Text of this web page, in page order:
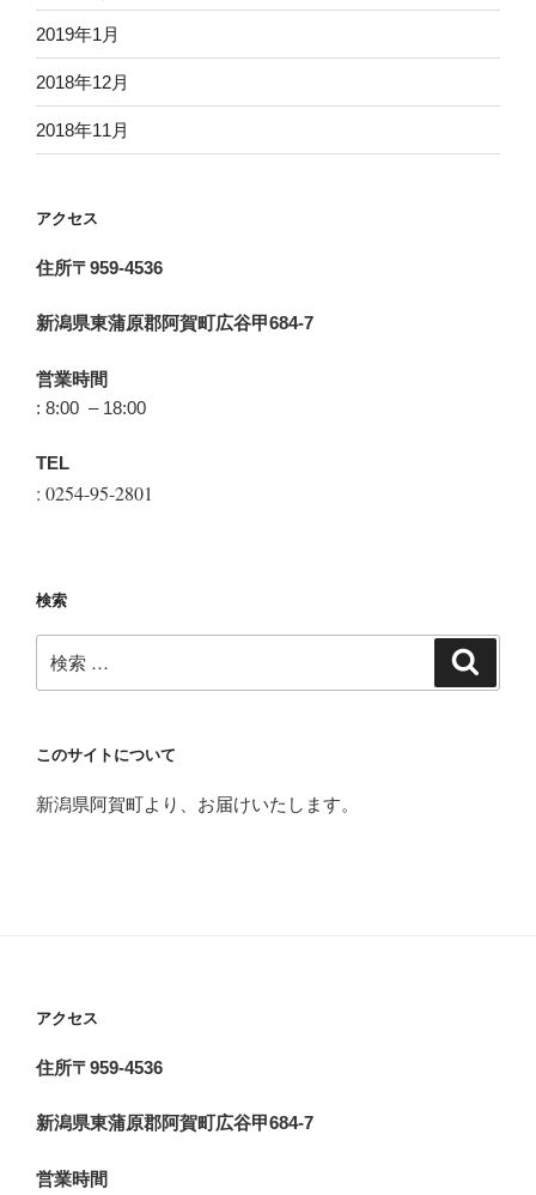
2019年1月
2018年12月
2018年11月
アクセス
住所〒959-4536
新潟県東蒲原郡阿賀町広谷甲684-7
営業時間
: 8:00 – 18:00
TEL
: 0254-95-2801
検索
索:
このサイトについて
新潟県阿賀町より、お届けいたします。
アクセス
住所〒959-4536
新潟県東蒲原郡阿賀町広谷甲684-7
営業時間